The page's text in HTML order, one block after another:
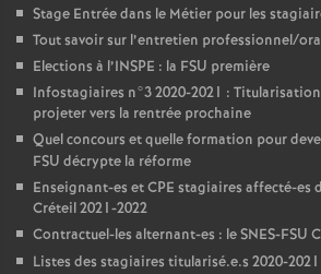
Stage Entrée dans le Métier pour les
Tout savoir sur l’entretien professionnel/
Elections à l’INSPE : la FSU première
Infostagiaires n°3 2020-2021 :
projeter vers la rentrée prochaine
Quel concours et quelle formation pour
FSU décrypte la réforme
Enseignant-es etCPE stagiaires affecté-es
Créteil 2021-2022
Contractuel-les alternant-es : leSNES-FSU
Listes des stagiaires titularisé.e.s 2020-2021